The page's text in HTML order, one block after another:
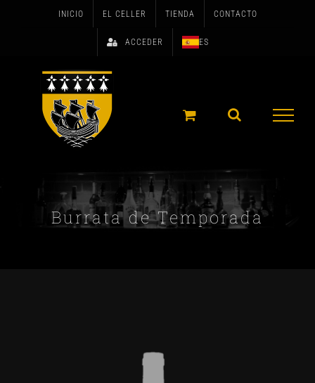
INICIO EL CELLER TIENDA CONTACTO
ACCEDER ES
Burrata de Temporada